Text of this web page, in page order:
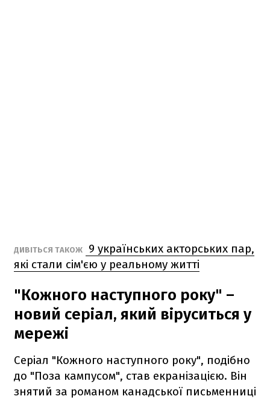
ДИВІТЬСЯ ТАКОЖ
9 українських акторських пар,
які стали сім'єю у реальному житті
"Кожного наступного року" –
новий серіал, який віруситься у
мережі
Серіал "Кожного наступного року", подібно
до "Поза кампусом", став екранізацією. Він
знятий за романом канадської письменниці